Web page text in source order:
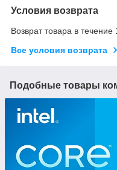
Условия возврата
Возврат товара в
Все условия возврата
Подобные товары